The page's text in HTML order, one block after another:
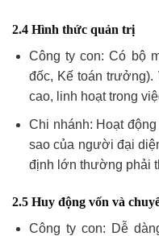
2.4 Hình thức quản trị
Công ty con: Có bộ
đốc, Kế toán trưởng).
cao, linh hoạt trong
Chi nhánh: Hoạt
sao của người đại
định lớn thường phải
2.5 Huy động vốn và
Công ty con: Dễ